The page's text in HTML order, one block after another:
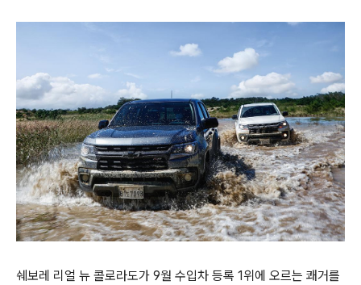
쉐보레 리얼 뉴 콜로라도가 9월 수입차 등록 1위에 오르는 쾌거를